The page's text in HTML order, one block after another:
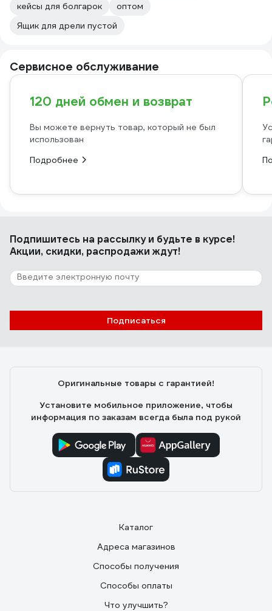
кейсы для болгарок
оптом
Ящик для дрели пустой
Сервисное обслуживание
120 дней обмен и возврат
Вы можете вернуть товар, который не был
использован
Подробнее
Подпишитесь на рассылкуи будьте в курсе!
Акции, скидки, распродажи ждут!
Подписаться
Оригинальные товары с гарантией!
Установите мобильное приложение, чтобы
информация по заказам всегда была под рукой
Каталог
Адреса магазинов
Способы получения
Способы оплаты
Что улучшить?